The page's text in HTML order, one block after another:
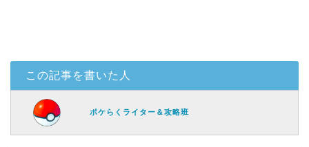
この記事を書いた人
ポケらくライター＆攻略班